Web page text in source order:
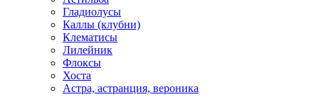
Гладиолусы
Каллы (клубни)
Клематисы
Лилейник
Флоксы
Хоста
Астра, астранция, вероника